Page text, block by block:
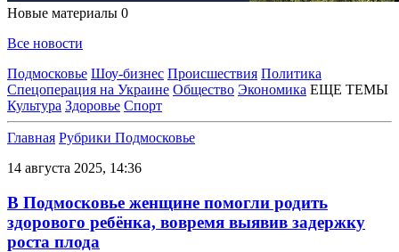
Новые материалы 0
Все новости
Подмосковье Шоу-бизнес Происшествия Политика
Спецоперация на Украине Общество Экономика ЕЩЕ ТЕМЫ
Культура Здоровье Спорт
Главная Рубрики Подмосковье
14 августа 2025, 14:36
В Подмосковье женщине помогли родить
здорового ребёнка, вовремя выявив задержку
роста плода